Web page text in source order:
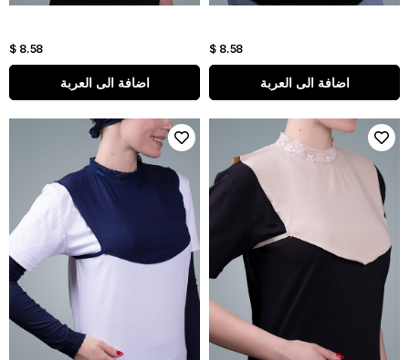
$ 8.58
اضافة الى العربة
$ 8.58
اضافة الى العربة